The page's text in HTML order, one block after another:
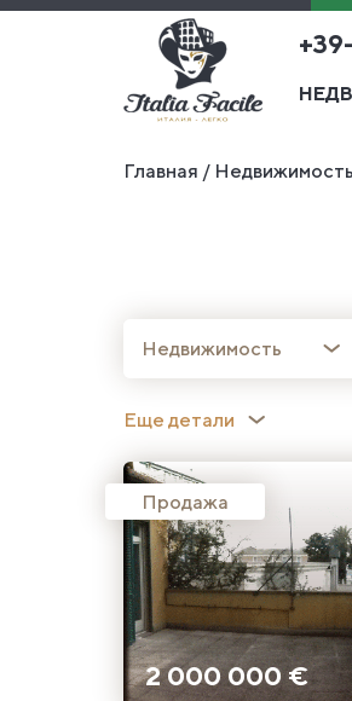
Главная /
Недвижимость
Еще детали
Продажа
2 000 000 €